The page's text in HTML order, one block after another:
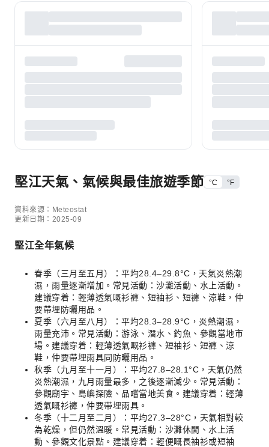
堅江天氣、氣候與最佳旅遊季節 °C °F
資料來源：Meteostat
更新日期：2025-09
堅江全年氣候
春季（三月至五月）：平均28.4–29.8°C，天氣炎熱潮
濕，雨量逐漸增加。常見活動：沙灘活動、水上活動。
建議穿着：輕薄透氣嘅衫褲、短袖衫、短褲、涼鞋，仲
要帶埋防曬用品。
夏季（六月至八月）：平均28.3–28.9°C，炎熱潮濕，
雨量充沛。常見活動：游泳、潛水、釣魚、參觀當地市
場。建議穿着：輕薄透氣嘅衫褲、短袖衫、短褲、涼
鞋，仲要帶埋雨具同防曬用品。
秋季（九月至十一月）：平均27.8–28.1°C，天氣仍然
炎熱潮濕，九月雨量最多，之後逐漸減少。常見活動：
參觀廟宇、島嶼探險、品嚐當地美食。建議穿着：輕薄
透氣嘅衫褲，仲要帶埋雨具。
冬季（十二月至二月）：平均27.3–28°C，天氣相對較
為乾燥，但仍然溫暖。常見活動：沙灘休閒、水上活
動、參觀文化景點。建議穿着：輕便嘅長袖衫或短袖